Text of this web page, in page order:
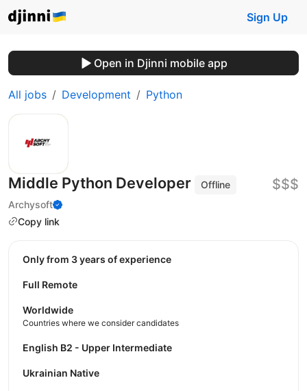
Sign Up
Open in Djinni mobile app
All jobs Development Python
Middle Python Developer
Offline
Archysoft
Copy link
$$$
Only from 3 years of experience
Full Remote
Worldwide
Countries where we consider candidates
English B2 - Upper Intermediate
Ukrainian Native